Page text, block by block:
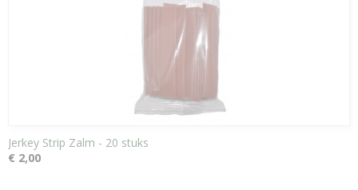
Jerkey Strip Zalm - 20 stuks
€ 2,00